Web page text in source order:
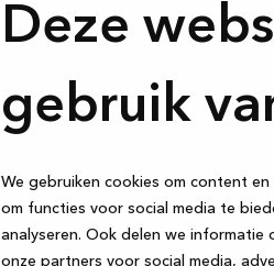
Deze
gebruik
We gebruiken cookies om content
om functies voor social media te
analyseren. Ook delen we informatie
onze partners voor social media,